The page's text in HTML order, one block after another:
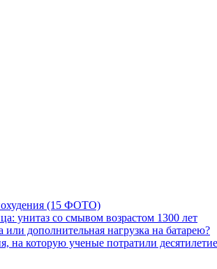
(15 ФОТО)
унитаз со смывом возрастом 1300 лет
дополнительная нагрузка на батарею?
на которую ученые потратили десятилетие